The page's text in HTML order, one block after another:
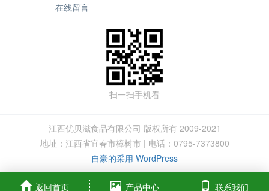
在线留言
扫一扫手机看
江西优贝滋食品有限公司 版权所有 2009-2021
地址：江西省宜春市樟树市 | 电话：0795-7373800
自豪的采用 WordPress
返回首页 产品中心 联系我们